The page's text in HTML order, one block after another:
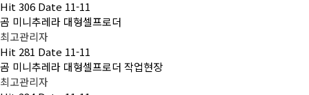
Hit 306 Date 11-11
곰 미니추레라 대형셀프로더
최고관리자
Hit 281 Date 11-11
곰 미니추레라 대형셀프로더 작업현장
최고관리자